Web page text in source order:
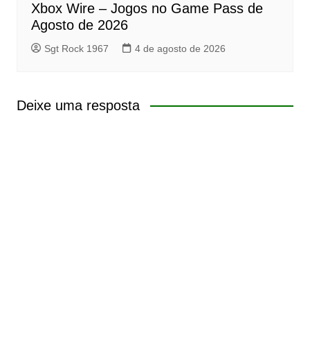
Xbox Wire – Jogos no Game Pass de
Agosto de 2026
Sgt Rock 1967 4 de agosto de 2026
Deixe uma resposta